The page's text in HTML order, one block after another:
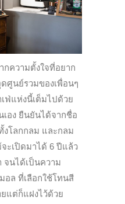
กความตั้งใจที่อยาก
ศูนย์รวมของเพื่อนๆ
ฟ่แห่งนี้เต็มไปด้วย
อง ยืนยันได้จากชื่อ
งโลกกลม และกลม
ะเปิดมาได้ 6 ปีแล้ว
จนได้เป็นความ
อล ที่เลือกใช้โทนสี
ยแต่ก็แฝงไว้ด้วย